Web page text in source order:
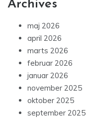
Archives
maj 2026
april 2026
marts 2026
februar 2026
januar 2026
november 2025
oktober 2025
september 2025